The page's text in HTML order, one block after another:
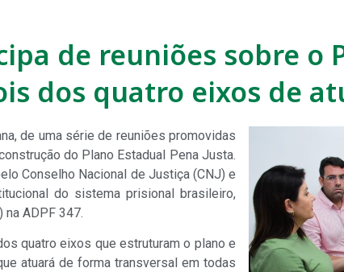
de reuniões sobre o
dos quatro eixos de
de uma série de reuniões promovidas
do Plano Estadual Pena Justa.
Conselho Nacional de Justiça (CNJ) e
do sistema prisional brasileiro,
ADPF 347.
quatro eixos que estruturam o plano e
atuará de forma transversal em todas